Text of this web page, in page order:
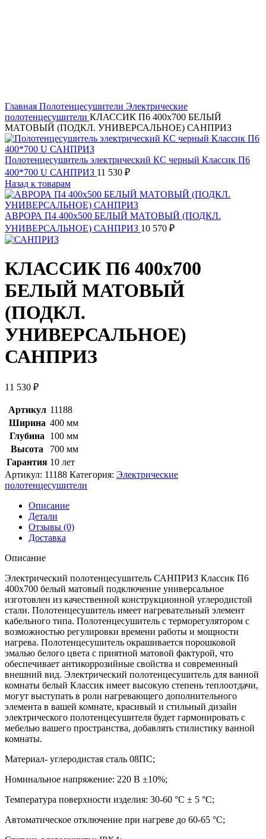
Главная Полотенцесушители Электрические
полотенцесушители КЛАССИК П6 400х700 БЕЛЫЙ
МАТОВЫЙ (ПОДКЛ. УНИВЕРСАЛЬНОЕ) САНПРИЗ
Полотенцесушитель электрический КС черный Классик П6
400*700 U САНПРИЗ 11 530 ₽
Назад к товарам
АВРОРА П4 400х500 БЕЛЫЙ МАТОВЫЙ (ПОДКЛ.
УНИВЕРСАЛЬНОЕ) САНПРИЗ 10 570 ₽
КЛАССИК П6 400х700
БЕЛЫЙ МАТОВЫЙ
(ПОДКЛ.
УНИВЕРСАЛЬНОЕ)
САНПРИЗ
11 530 ₽
Артикул 11188
Ширина 400 мм
Глубина
100 мм
Высота
700 мм
Гарантия 10 лет
Артикул: 11188 Категория: Электрические
полотенцесушители
Описание
Детали
Отзывы (0)
Доставка
Описание
Электрический полотенцесушитель САНПРИЗ Классик П6
400х700 белый матовый подключение универсальное
изготовлен из качественной конструкционной углеродистой
стали. Полотенцесушитель имеет нагревательный элемент
кабельного типа. Полотенцесушитель с терморегулятором с
возможностью регулировки времени работы и мощности
нагрева. Полотенцесушитель окрашивается порошковой
эмалью белого цвета с приятной матовой фактурой, что
обеспечивает антикоррозийные свойства и современный
внешний вид. Электрический полотенцесушитель для ванной
комнаты белый Классик имеет высокую степень теплоотдачи,
могут выступать в роли нагревающего дополнительного
элемента в вашей комнате, красивый и стильный дизайн
электрического полотенцесушителя будет гармонировать с
мебелью вашего пространства, добавлять стилистику ванной
комнаты.
Материал- углеродистая сталь 08ПС;
Номинальное напряжение: 220 В ±10%;
Температура поверхности изделия: 30-60 °С ± 5 °С;
Автоматическое отключение при нагреве до 60-65 °С;